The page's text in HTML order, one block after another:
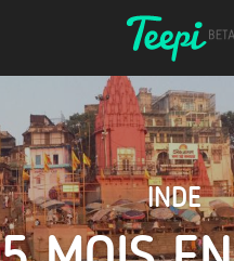
INDE